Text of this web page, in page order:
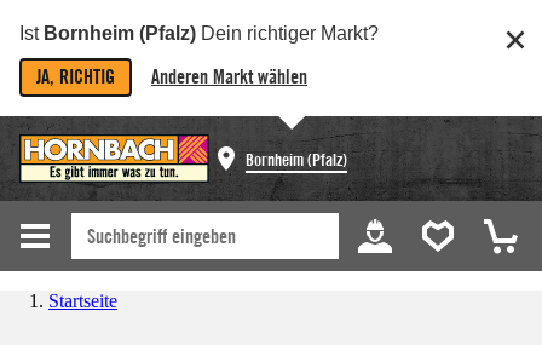
Ist Bornheim (Pfalz) Dein richtiger Markt?
JA, RICHTIG Anderen Markt wählen
Bornheim (Pfalz)
Startseite